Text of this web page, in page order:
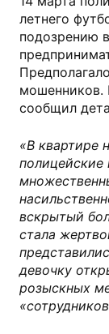
летнего
подозрению
мошенников.
сообщил
«В квартире
вскрытый
стала
девочку
розыскных